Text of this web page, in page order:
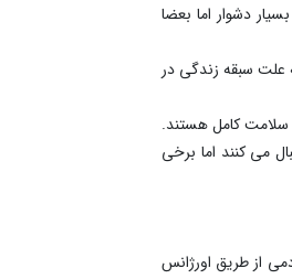
دشوار اما بعضا
علت سبقه زندگی در
سلامت کامل هستند.
می کنند اما برخی
از طریق اورژانس